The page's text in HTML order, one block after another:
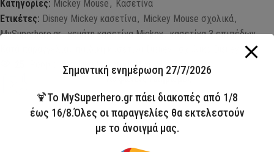
Κατηγορίες: Mickey Mouse , Κασετίνα
Ετικέτες: Disney Mickey κασετίνα, Mickey Mouse σχολικά,
MySuperhero.gr, γεμάτη κασετίνα Mickey, κασετίνα 3 επιπέδων,
People watching this product now!
Ασφαλείς Πληρωμές
Σημαντική ενημέρωση 27/7/2026
🍹Το MySuperhero.gr πάει διακοπές από 1/8
έως 16/8.Όλες οι παραγγελίες θα εκτελεστούν
με το άνοιγμά μας.